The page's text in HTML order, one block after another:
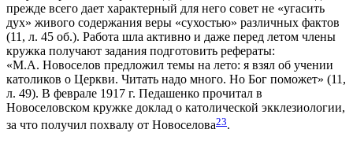
прежде всего дает характерный для него совет не «угасить
дух» живого содержания веры «сухостью» различных фактов
(11, л. 45 об.). Работа шла активно и даже перед летом члены
кружка получают задания подготовить рефераты:
«М.А. Новоселов предложил темы на лето: я взял об учении
католиков о Церкви. Читать надо много. Но Бог поможет» (11,
л. 49). В феврале 1917 г. Педашенко прочитал в
Новоселовском кружке доклад о католической экклезиологии,
за что получил похвалу от Новоселова23.